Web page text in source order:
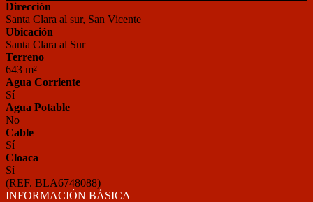
Dirección
Santa Clara al sur, San Vicente
Ubicación
Santa Clara al Sur
Terreno
643 m²
Agua Corriente
Sí
Agua Potable
No
Cable
Sí
Cloaca
Sí
(REF. BLA6748088)
INFORMACIÓN BÁSICA